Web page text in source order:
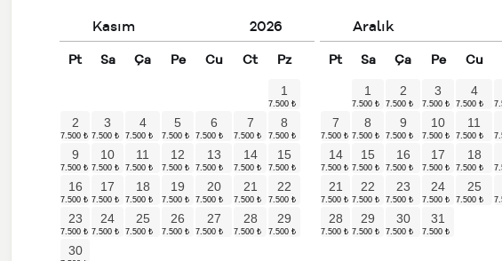
Kasım 2026
Pt Sa Ça Pe Cu Ct Pz
1
2 3 4 5 6 7 8
9 10 11 12 13 14 15
16 17 18 19 20 21 22
23 24 25 26 27 28 29
30
Aralık
Pt Sa Ça Pe Cu
1 2 3 4
7 8 9 10 11
14 15 16 17 18
21 22 23 24 25
28 29 30 31